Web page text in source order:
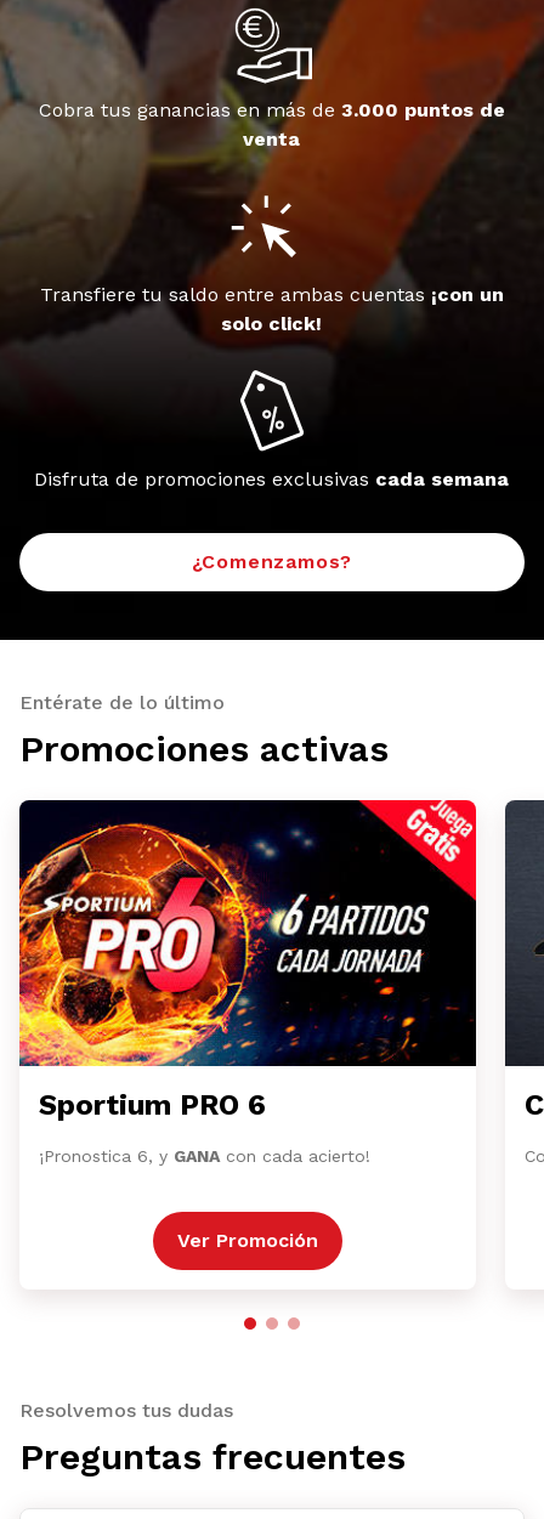
Cobra tus ganancias en más de 3.000 puntos de
venta
Transfiere tu saldo entre ambas cuentas ¡con un
solo click!
Disfruta de promociones exclusivas cada semana
¿Comenzamos?
Entérate de lo último
Promociones activas
Sportium PRO 6
¡Pronostica 6, y GANA con cada acierto!
Ver Promoción
Resolvemos tus dudas
Preguntas frecuentes